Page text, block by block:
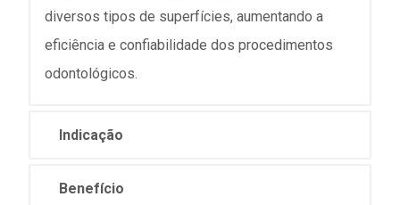
diversos tipos de superfícies, aumentando a
eficiência e confiabilidade dos procedimentos
odontológicos.
Indicação
Benefício